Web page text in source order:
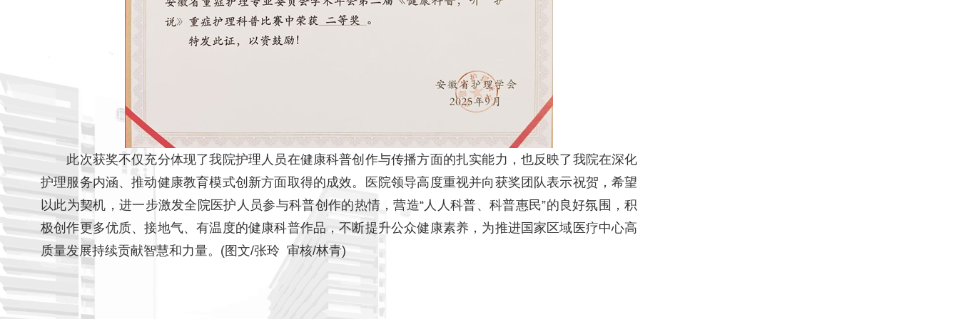
此次获奖不仅充分体现了我院护理人员在健康科普创作与传播方面的扎实能力，也反映了我院在深化
护理服务内涵、推动健康教育模式创新方面取得的成效。医院领导高度重视并向获奖团队表示祝贺，希望
以此为契机，进一步激发全院医护人员参与科普创作的热情，营造“人人科普、科普惠民”的良好氛围，积
极创作更多优质、接地气、有温度的健康科普作品，不断提升公众健康素养，为推进国家区域医疗中心高
质量发展持续贡献智慧和力量。(图文/张玲 审核/林青)